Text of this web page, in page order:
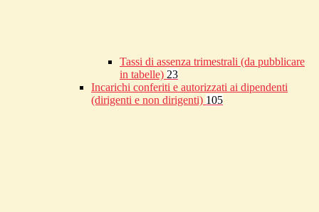
Tassi di assenza trimestrali (da pubblicare
in tabelle) 23
Incarichi conferiti e autorizzati ai dipendenti
(dirigenti e non dirigenti) 105